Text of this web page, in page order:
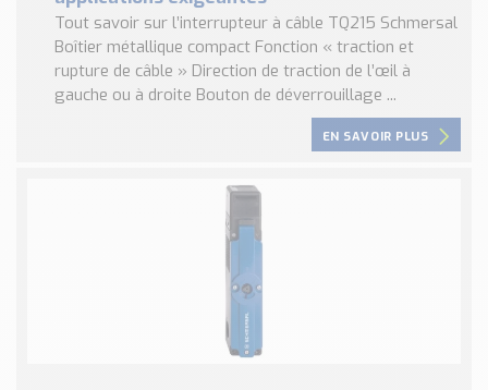
Tout savoir sur l’interrupteur à câble TQ215 Schmersal
Boîtier métallique compact Fonction « traction et
rupture de câble » Direction de traction de l’œil à
gauche ou à droite Bouton de déverrouillage ...
EN SAVOIR PLUS